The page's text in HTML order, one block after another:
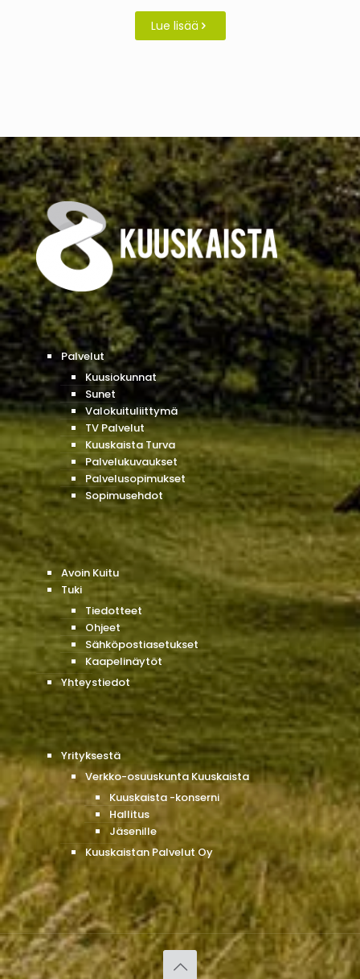
Lue lisää
Palvelut
Kuusiokunnat
Sunet
Valokuituliittymä
TV Palvelut
Kuuskaista Turva
Palvelukuvaukset
Palvelusopimukset
Sopimusehdot
Avoin Kuitu
Tuki
Tiedotteet
Ohjeet
Sähköpostiasetukset
Kaapelinäytöt
Yhteystiedot
Yrityksestä
Verkko-osuuskunta Kuuskaista
Kuuskaista -konserni
Hallitus
Jäsenille
Kuuskaistan Palvelut Oy